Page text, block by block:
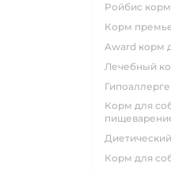
ройбис
корм
award корм
лечебный
корм для собак с чувствительным
корм для